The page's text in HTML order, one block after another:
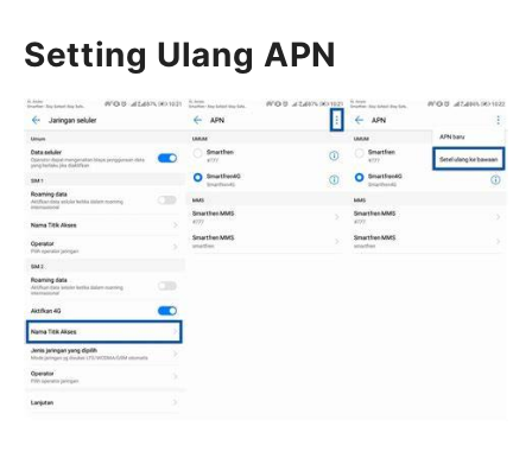
Setting Ulang APN